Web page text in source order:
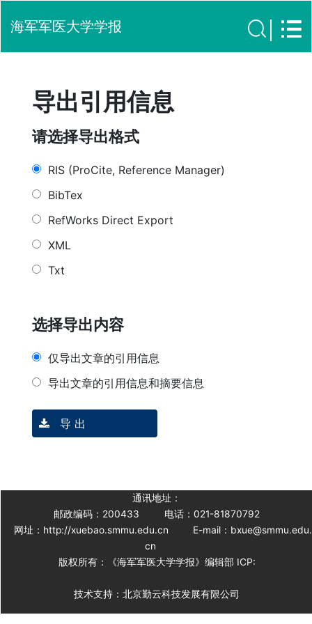
海军军医大学学报
导出引用信息
请选择导出格式
RIS (ProCite, Reference Manager)
BibTex
RefWorks Direct Export
XML
Txt
选择导出内容
仅导出文章的引用信息
导出文章的引用信息和摘要信息
导 出
通讯地址：
邮政编码：200433
电话：021-81870792
网址：http://xuebao.smmu.edu.cn
E-mail：bxue@smmu.edu.
cn
版权所有：《海军军医大学学报》编辑部 ICP:
技术支持：北京勤云科技发展有限公司